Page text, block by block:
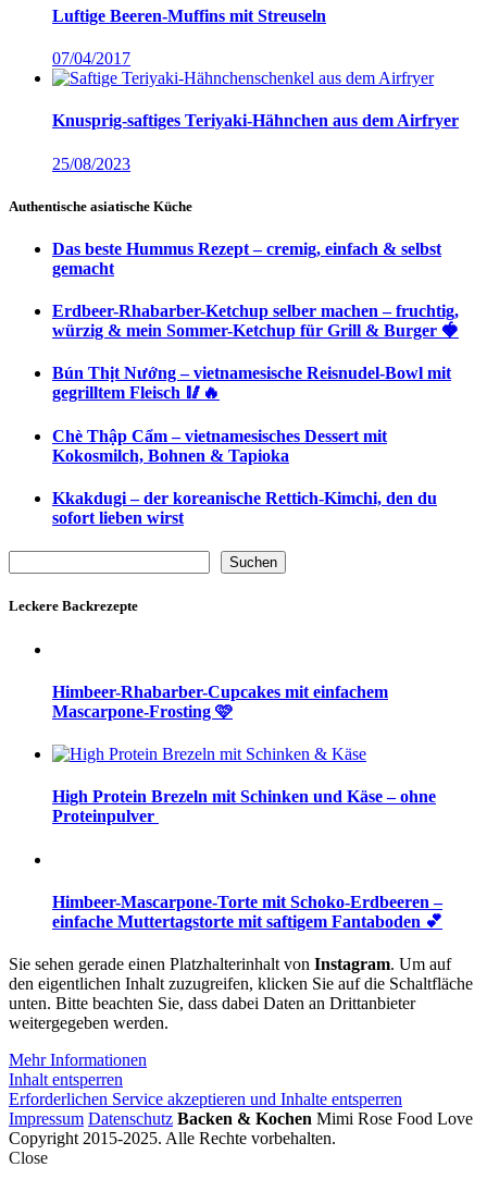
Luftige Beeren-Muffins mit Streuseln
07/04/2017
Knusprig-saftiges Teriyaki-Hähnchen aus dem Airfryer
25/08/2023
Authentische asiatische Küche
Das beste Hummus Rezept – cremig, einfach & selbst
gemacht
Erdbeer-Rhabarber-Ketchup selber machen – fruchtig,
würzig & mein Sommer-Ketchup für Grill & Burger 🍓
Bún Thịt Nướng – vietnamesische Reisnudel-Bowl mit
gegrilltem Fleisch 🥢🔥
Chè Thập Cẩm – vietnamesisches Dessert mit
Kokosmilch, Bohnen & Tapioka
Kkakdugi – der koreanische Rettich-Kimchi, den du
sofort lieben wirst
Suchen
Leckere Backrezepte
Himbeer-Rhabarber-Cupcakes mit einfachem
Mascarpone-Frosting 🩷
High Protein Brezeln mit Schinken und Käse – ohne
Proteinpulver
Himbeer-Mascarpone-Torte mit Schoko-Erdbeeren –
einfache Muttertagstorte mit saftigem Fantaboden 💕
Sie sehen gerade einen Platzhalterinhalt von Instagram. Um auf
den eigentlichen Inhalt zuzugreifen, klicken Sie auf die Schaltfläche
unten. Bitte beachten Sie, dass dabei Daten an Drittanbieter
weitergegeben werden.
Mehr Informationen
Inhalt entsperren
Erforderlichen Service akzeptieren und Inhalte entsperren
Impressum Datenschutz Backen & Kochen Mimi Rose Food Love
Copyright 2015-2025. Alle Rechte vorbehalten.
Close